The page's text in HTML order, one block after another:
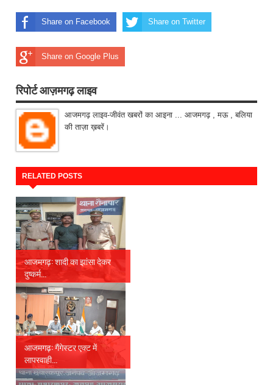
Share on Facebook Share on Twitter
Share on Google Plus
रिपोर्ट आज़मगढ़ लाइव
आजमगढ़ लाइव-जीवंत खबरों का आइना ... आजमगढ़ , मऊ , बलिया
की ताज़ा ख़बरें।
RELATED POSTS
आजमगढ़: शादी का झांसा देकर
दुष्कर्म...
आजमगढ़: गैंगेस्टर एक्ट में
लापरवाही...